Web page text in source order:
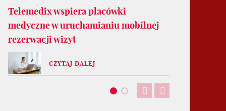
Telemedix wspiera placówki
medyczne w uruchamianiu mobilnej
rezerwacji wizyt
CZYTAJ DALEJ